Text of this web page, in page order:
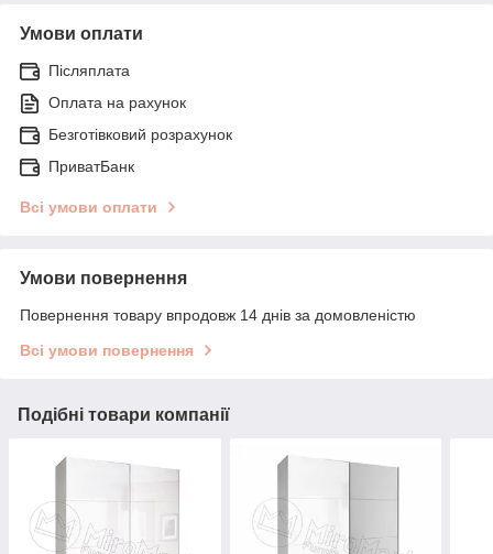
Умови оплати
Післяплата
Оплата на рахунок
Безготівковий розрахунок
ПриватБанк
Всі умови оплати
Умови повернення
Повернення товару впродовж 14 днів за домовленістю
Всі умови повернення
Подібні товари компанії